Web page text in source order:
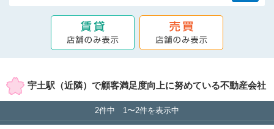
宇土駅（近隣）で顧客満足度向上に努めている不動産会社
2件中 1〜2件を表示中